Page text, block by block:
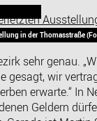
in der Thomasstraße
sehr genau.
gesagt, wir
erwarte.“ In
Geldern